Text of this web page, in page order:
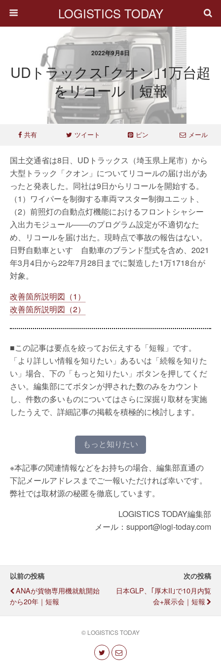
LOGISTICS TODAY
2022年9月8日
UDトラックス｢クオン｣1万台超
をリコール｜短報
共有 ツイート ピン メール
国土交通省は8日、UDトラックス（埼玉県上尾市）から
大型トラック「クオン」についてリコールの届け出があ
ったと発表した。同社は9日からリコールを開始する。
（1）ワイパーを制御する車両マスター制御ユニット、
（2）前照灯の自動点灯機能におけるフロントシャシー
入出力モジュール――のプログラム設定が不適切なた
め、リコールを届け出た。現時点で事故の報告はない。
日野自動車といすゞ自動車のブランド型式を含め、2021
年3月4日から22年7月28日までに製造した1万1718台が
対象。
改善箇所説明図（1）
改善箇所説明図（2）
■この記事は要点を絞ってお伝えする「短報」です。
「より詳しい情報を知りたい」あるいは「続報を知りた
い」場合、下の「もっと知りたい」ボタンを押してくだ
さい。編集部にてボタンが押された数のみをカウント
し、件数の多いものについてはさらに深掘り取材を実施
したうえで、詳細記事の掲載を積極的に検討します。
もっと知りたい
※本記事の関連情報などをお持ちの場合、編集部直通の
下記メールアドレスまでご一報いただければ幸いです。
弊社では取材源の秘匿を徹底しています。
LOGISTICS TODAY編集部
メール：support@logi-today.com
以前の投稿
ANAが貨物専用機就航開始
から20年｜短報
次の投稿
日本GLP、｢厚木II｣で10月内覧
会+展示会｜短報
© LOGISTICS TODAY